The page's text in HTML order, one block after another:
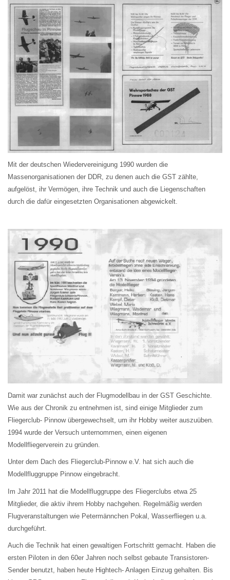
Mit der deutschen Wiedervereinigung 1990 wurden die
Massenorganisationen der DDR, zu denen auch die GST zählte,
aufgelöst, ihr Vermögen, ihre Technik und auch die Liegenschaften
durch die dafür eingesetzten Organisationen abgewickelt.
Damit war zunächst auch der Flugmodellbau in der GST Geschichte.
Wie aus der Chronik zu entnehmen ist, sind einige Mitglieder zum
Fliegerclub- Pinnow übergewechselt, um ihr Hobby weiter auszuüben.
1994 wurde der Versuch unternommen, einen eigenen
Modellfliegerverein zu gründen.
Unter dem Dach des Fliegerclub-Pinnow e.V. hat sich auch die
Modellfluggruppe Pinnow eingebracht.
Im Jahr 2011 hat die Modellfluggruppe des Fliegerclubs etwa 25
Mitglieder, die aktiv ihrem Hobby nachgehen. Regelmäßig werden
Flugveranstaltungen wie Petermännchen Pokal, Wasserfliegen u.a.
durchgeführt.
Auch die Technik hat einen gewaltigen Fortschritt gemacht. Haben die
ersten Piloten in den 60er Jahren noch selbst gebaute Transistoren-
Sender benutzt, haben heute Hightech- Anlagen Einzug gehalten. Bis